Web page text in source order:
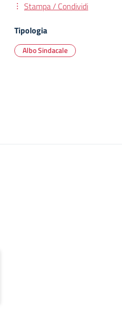
Stampa / Condividi
Tipologia
Albo Sindacale